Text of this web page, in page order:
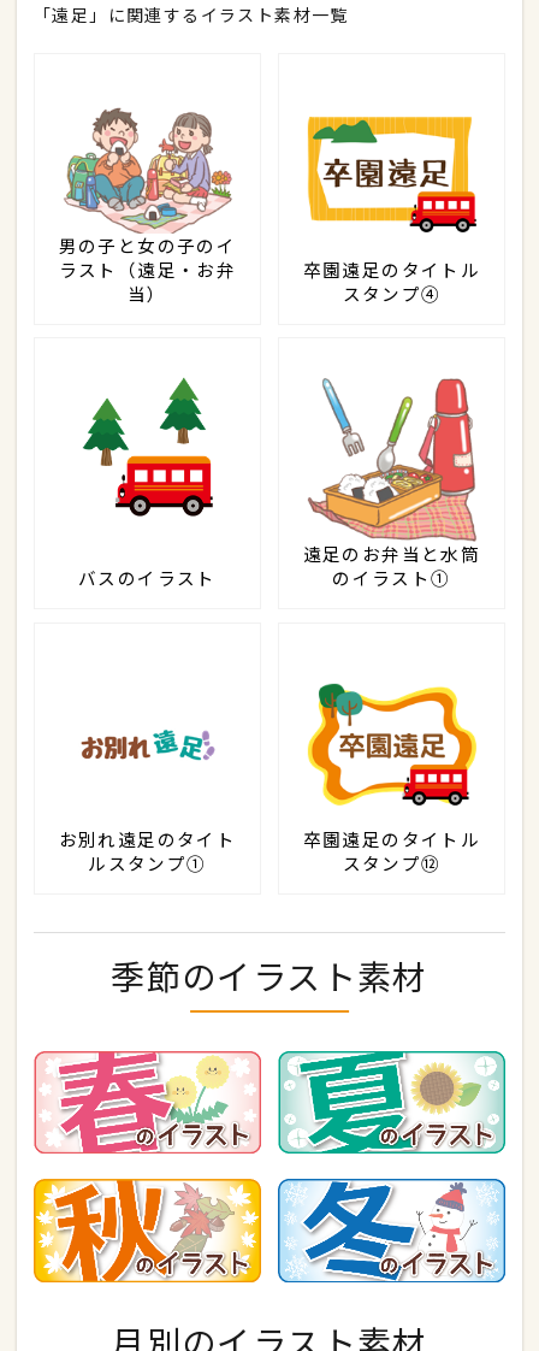
「遠足」に関連するイラスト素材一覧
男の子と女の子のイ
ラスト（遠足・お弁
当）
卒園遠足のタイトル
スタンプ④
バスのイラスト
遠足のお弁当と水筒
のイラスト①
お別れ遠足のタイト
ルスタンプ①
卒園遠足のタイトル
スタンプ⑫
季節のイラスト素材
月別のイラスト素材